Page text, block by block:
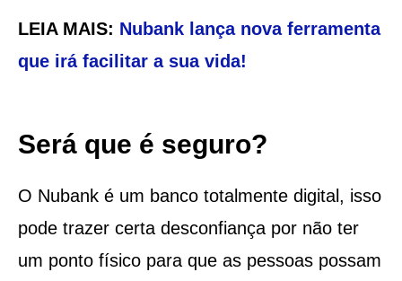
LEIA MAIS: Nubank lança nova ferramenta
que irá facilitar a sua vida!
Será que é seguro?
O Nubank é um banco totalmente digital, isso
pode trazer certa desconfiança por não ter
um ponto físico para que as pessoas possam